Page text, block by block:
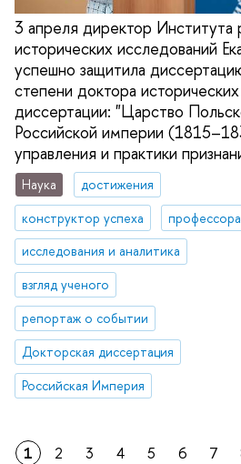
3 апреля директор Института
исторических исследований
успешно защитила
степени доктора
диссертации: "Царство
Российской империи
управления и практики
Наука
достижения
конструктор успеха
профессора
исследования и аналитика
взгляд ученого
репортаж о событии
Докторская диссертация
Российская Империя
1 2 3 4 5 6 7